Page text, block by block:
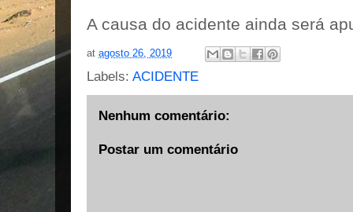
A causa do acidente ainda será
at agosto 26, 2019
Labels: ACIDENTE
Nenhum comentário:
Postar um comentário